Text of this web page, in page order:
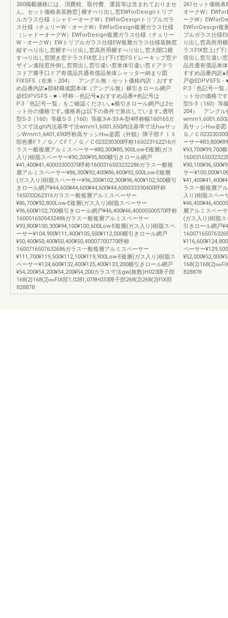
260掲載価格には、消費税、取付費、運賃等は含まれておりませ
ん。セット価格表装飾窓│横すべり出し窓EWforDesignトリプ
ルガラス仕様（シャドーオークW）EWforDesignトリプルガラ
ス仕様（チェリーW・オークW）EWforDesign複層ガラス仕様
（シャドーオークW）EWforDesign複層ガラス仕様（チェリー
W・オークW）EWトリプルガラス仕様EW複層ガラス仕様装飾窓
縦すべり出し窓横すべり出し窓高所用横すべり出し窓大開口横
すべり出し窓開き窓テラスFIX窓上げ下げ窓FSドレーキップ窓デ
ザイン連段窓外倒し窓突出し窓引違い窓単体引違い窓ドアテラ
スドア勝手口ドア有償品共通有償品単体シャッター納まり図
FIXSFS（在来・204） アングル無：セット価格内訳：おすす
め品番内訳●部材構成図本体（アングル無）横引きロール網戸
@EDPVSFS－■－呼称－色記号●おすすめ品番※色記号は
P.3「色記号一覧」をご確認ください｡●横引きロール網戸は2セ
ット分の価格です｡価格表は以下の条件で算出しています｡透明
型S-3（160）等級S-3（160）等級3-A-33-A-型4呼称幅160165ガ
ラス寸法gh内法基準寸法wmm1,6001,650内法基準寸法h㎜サッ
シWmm1,6401,690呼称高サッシH㎜姿図（外観）障子部ＦＩＸ
部色番FＴ／Ｇ／ＣFＴ／Ｇ／Ｃ023230300呼称165023162216ガ
ラス一般複層アルミスペーサー¥80,300¥85,900Low-E複層(ガス
入り)樹脂スペーサー¥90,200¥95,800横引きロール網戸
¥41,400¥41,40003300370呼称1600316503232286ガラス一般複
層アルミスペーサー¥86,300¥92,400¥86,400¥92,500Low-E複層
(ガス入り)樹脂スペーサー¥96,200¥102,300¥96,400¥102,500横引
きロール網戸¥44,600¥44,600¥44,600¥44,600033330400呼称
165033262316ガラス一般複層アルミスペーサー
¥86,700¥92,800Low-E複層(ガス入り)樹脂スペーサー
¥96,600¥102,700横引きロール網戸¥46,400¥46,40005500570呼称
1600516505432486ガラス一般複層アルミスペーサー
¥93,800¥100,300¥94,100¥100,600Low-E複層(ガス入り)樹脂スペ
ーサー¥104,900¥111,400¥105,500¥112,000横引きロール網戸
¥50,400¥50,400¥50,400¥50,40007700770呼称
1600716507632686ガラス一般複層アルミスペーサー
¥111,700¥119,500¥112,100¥119,900Low-E複層(ガス入り)樹脂ス
ペーサー¥124,600¥132,400¥125,400¥133,200横引きロール網戸
¥54,200¥54,200¥54,200¥54,200ガラス寸法gw(枚数)H023障子部
168(2)168(2)㎜FIX部1,0281,078H033障子部268(2)268(2)FIX部
828878
261セット価格
オークW）
ークW）
EWforDesign複
プルガラス仕様
り出し窓高所用
ラスFIX窓上げ下
突出し窓引違い
品共通有償品単
すすめ品番内訳●
戸@EDPVSFS
P.3「色記号一覧
ット分の価格で
型S-3（160）等
204） アングル
wmm1,6001,650
高サッシH㎜姿
Ｇ／Ｃ
ーサー
¥93,700¥99,700
サー
ラス一般複層ア
入り)樹脂スペー
層アルミスペー
(ガス入り)樹脂ス
引きロール網戸
ペーサー
168(2)168(2)㎜
828878